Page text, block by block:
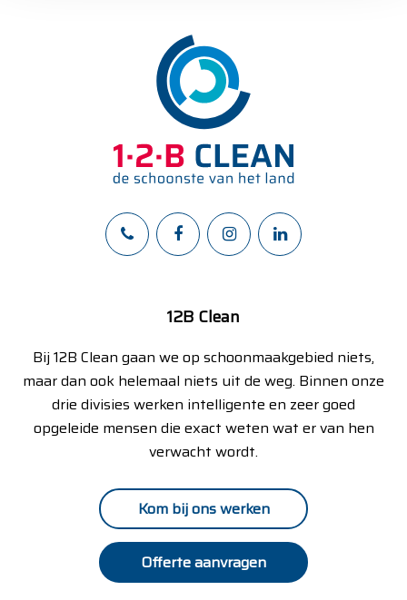
12B Clean
Bij 12B Clean gaan we op schoonmaakgebied niets,
maar dan ook helemaal niets uit de weg. Binnen onze
drie divisies werken intelligente en zeer goed
opgeleide mensen die exact weten wat er van hen
verwacht wordt.
Kom bij ons werken
Offerte aanvragen